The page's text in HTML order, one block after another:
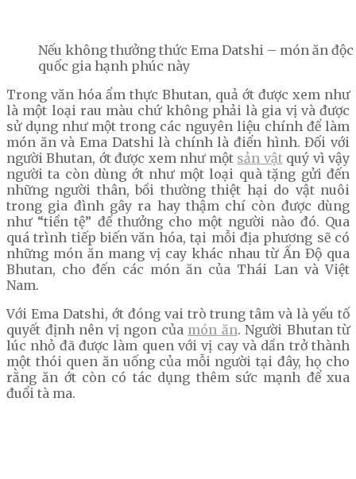
Nếu không thưởng thức Ema Datshi – món ăn
quốc gia hạnh phúc này
Trong văn hóa ẩm thực Bhutan, quả ớt được xem như
là một loại rau màu chứ không phải là gia vị và được
sử dụng như một trong các nguyên liệu chính để làm
món ăn và Ema Datshi là chính là điển hình. Đối với
người Bhutan, ớt được xem như một sản vậtquý vì vậy
người ta còn dùng ớt như một loại quà tặng gửi đến
những người thân, bồi thường thiệt hại do vật nuôi
trong gia đình gây ra hay thậm chí còn được dùng
như “tiền tệ” để thưởng cho một người nào đó. Qua
quá trình tiếp biến văn hóa, tại mỗi địa phương sẽ có
những món ăn mang vị cay khác nhau từ Ấn Độ qua
Bhutan, cho đến các món ăn của Thái Lan và Việt
Nam.
Với Ema Datshi, ớt đóng vai trò trung tâm và là yếu tố
quyết định nên vị ngon của món ăn. Người Bhutan từ
lúc nhỏ đã được làm quen với vị cay và dần trở thành
một thói quen ăn uống của mỗi người tại đây, họ cho
rằng ăn ớt còn có tác dụng thêm sức mạnh để xua
đuổi tà ma.